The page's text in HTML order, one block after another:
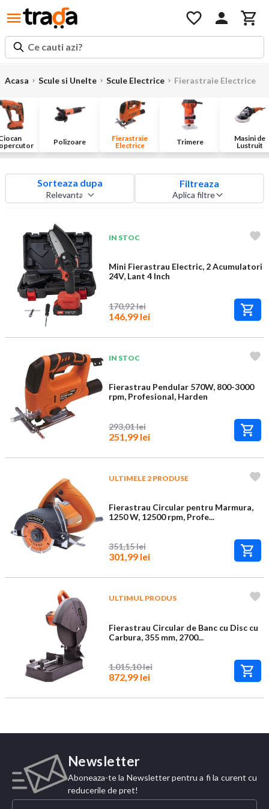
Ce cauti azi?
Acasa Scule si Unelte Scule Electrice Fierastraie Electrice
Polizoare
Fierastraie
Electrice
Trimere
Masini de
Lustruit
Sorteaza dupa Filtreaza
Aplica filtre
IN STOC
Mini Fierastrau Electric, 2 Acumulatori
24V, Lant 4 Inch
170,92 lei
146,99 lei
IN STOC
Fierastrau Pendular 570W, 800-3000
rpm, Profesional, Harden
293,01 lei
251,99 lei
ULTIMELE 2 PRODUSE
Fierastrau Circular pentru Marmura,
1250 W, 12500 rpm, Profe...
351,15 lei
301,99 lei
ULTIMUL PRODUS
Fierastrau Circular de Banc cu Disc cu
Carbura, 355 mm, 2700...
1.015,10 lei
872,99 lei
Newsletter
Aboneaza-te la Newsletter pentru a fi la curent cu
reducerile de pret!